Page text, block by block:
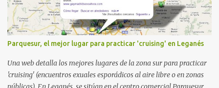
Parquesur, el mejor lugar para practicar 'cruising' en Leganés
Una web detalla los mejores lugares de la zona sur para practicar
'cruising' (encuentros exuales esporádicos al aire libre o en zonas